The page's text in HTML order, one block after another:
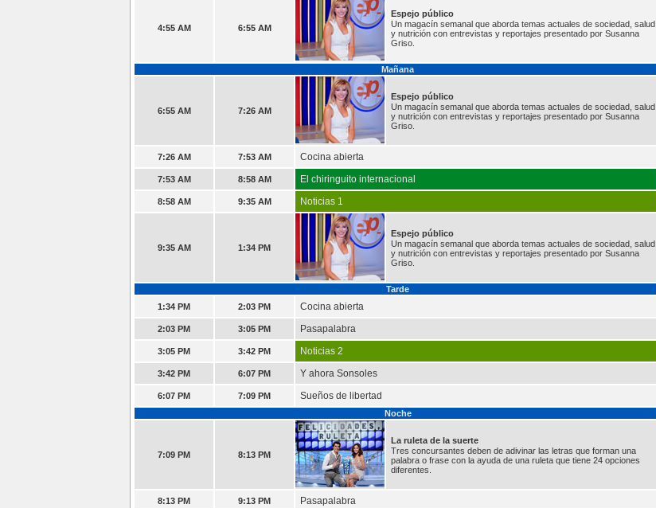
4:55 AM 6:55 AM
Espejo público
Un magacín semanal que aborda temas actuales de sociedad, salud
y nutrición con entrevistas y reportajes presentado por Susanna
Griso.
Mañana
6:55 AM 7:26 AM
Espejo público
Un magacín semanal que aborda temas actuales de sociedad, salud
y nutrición con entrevistas y reportajes presentado por Susanna
Griso.
7:26 AM 7:53 AM Cocina abierta
7:53 AM 8:58 AM El chiringuito internacional
8:58 AM 9:35 AM Noticias 1
9:35 AM 1:34 PM
Espejo público
Un magacín semanal que aborda temas actuales de sociedad, salud
y nutrición con entrevistas y reportajes presentado por Susanna
Griso.
Tarde
1:34 PM
2:03 PM Cocina abierta
2:03 PM 3:05 PM Pasapalabra
3:05 PM 3:42 PM Noticias 2
3:42 PM 6:07 PM Y ahora Sonsoles
6:07 PM 7:09 PM Sueños de libertad
Noche
7:09 PM 8:13 PM
La ruleta de la suerte
Tres concursantes deben de adivinar las letras que forman una
palabra o frase con la ayuda de una ruleta que tiene 24 opciones
diferentes.
8:13 PM 9:13 PM Pasapalabra